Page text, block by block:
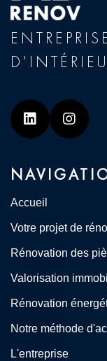
Linkedin
Accueil
Votre projet de
Rénovation des
Valorisation
Rénovation
Notre méthode
L'entreprise